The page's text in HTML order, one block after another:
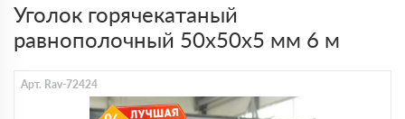
Уголок горячекатаный
равнополочный 50х50х5 мм 6 м
Арт. Rav-72424